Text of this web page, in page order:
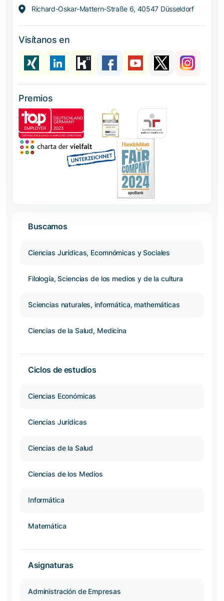
Richard-Oskar-Mattern-Straße 6, 40547 Düsseldorf
Visítanos en
Premios
Buscamos
Ciencias Jurídicas, Ecomnómicas y Sociales
Filología, Sciencias de los medios y de la cultura
Sciencias naturales, informática, mathemáticas
Ciencias de la Salud, Medicina
Ciclos de estudios
Ciencias Económicas
Ciencias Jurídicas
Ciencias de la Salud
Ciencias de los Medios
Informática
Matemática
Asignaturas
Administración de Empresas